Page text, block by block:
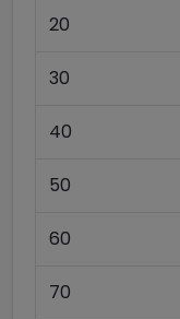
20
30
40
50
60
70